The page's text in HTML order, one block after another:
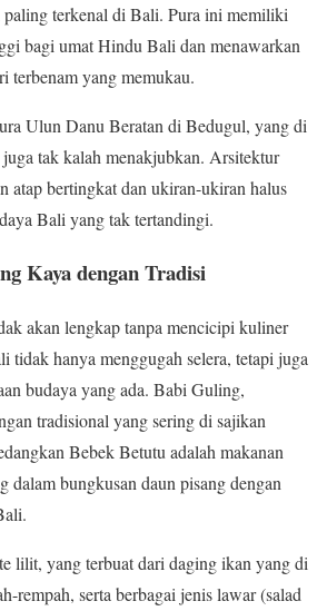
paling terkenal di Bali. Pura ini memiliki
bagi umat Hindu Bali dan menawarkan
terbenam yang memukau.
Ulun Danu Beratan di Bedugul, yang di
tak kalah menakjubkan. Arsitektur
atap bertingkat dan ukiran-ukiran halus
Bali yang tak tertandingi.
Kaya dengan Tradisi
akan lengkap tanpa mencicipi kuliner
tidak hanya menggugah selera, tetapi juga
budaya yang ada. Babi Guling,
tradisional yang sering di sajikan
Bebek Betutu adalah makanan
dalam bungkusan daun pisang dengan
lilit, yang terbuat dari daging ikan yang di
rempah, serta berbagai jenis lawar (salad